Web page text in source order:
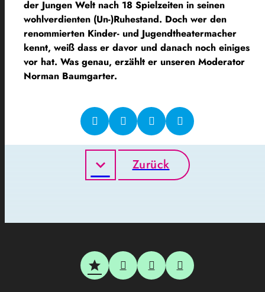
der Jungen Welt nach 18 Spielzeiten in seinen
wohlverdienten (Un-)Ruhestand. Doch wer den
renommierten Kinder- und Jugendtheatermacher
kennt, weiß dass er davor und danach noch einiges
vor hat. Was genau, erzählt er unseren Moderator
Norman Baumgarter.
Zurück